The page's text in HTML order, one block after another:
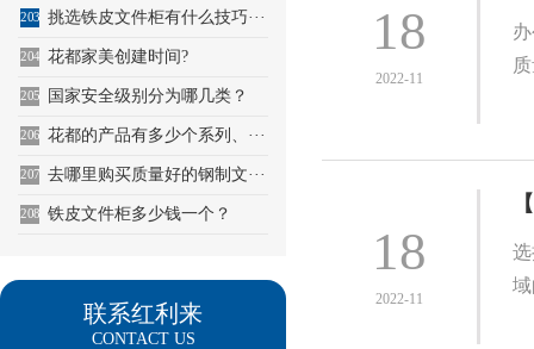
203 挑选铁皮文件柜有什么技巧···
204 花都家美创建时间?
205 国家安全级别分为哪几类？
206 花都的产品有多少个系列、···
207 去哪里购买质量好的钢制文···
208 铁皮文件柜多少钱一个？
联系红利来
CONTACT US
18
2022-11
18
2022-11